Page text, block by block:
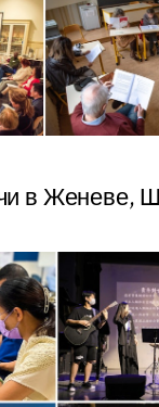
в Женеве,